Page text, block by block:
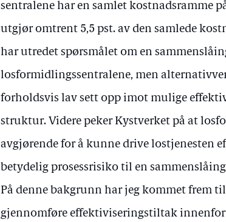
sentralene har en samlet kostnadsramme
utgjør omtrent 5,5 pst. av den samlede
har utredet spørsmålet om en
losformidlingssentralene, men
forholdsvis lav sett opp imot mulige
struktur. Videre peker Kystverket på at
avgjørende for å kunne drive lostjenesten
betydelig prosessrisiko til en sammenslåing
På denne bakgrunn har jeg kommet frem
gjennomføre effektiviseringstiltak innenfor